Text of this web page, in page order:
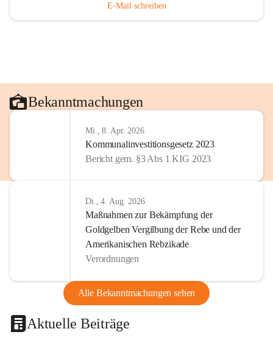
E-Mail schreiben
Bekanntmachungen
Mi., 8. Apr. 2026
Kommunalinvestitionsgesetz 2023
Bericht gem. §3 Abs 1 KIG 2023
Di., 4. Aug. 2026
Maßnahmen zur Bekämpfung der
Goldgelben Vergilbung der Rebe und der
Amerikanischen Rebzikade
Verordnungen
Alle Bekanntmachungen sehen
Aktuelle Beiträge